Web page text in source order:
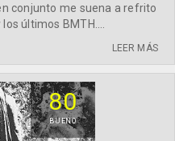
conjunto me suena a refrito
últimos BMTH....
LEER MÁS
80
BUENO